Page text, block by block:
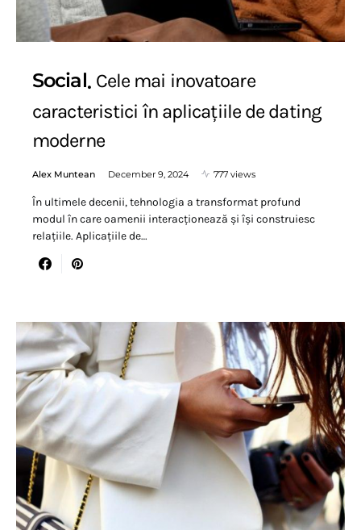
Social Cele mai inovatoare
caracteristici în aplicațiile de dating
moderne
Alex Muntean December 9, 2024 777 views
În ultimele decenii, tehnologia a transformat profund
modul în care oamenii interacționează și își construiesc
relațiile. Aplicațiile de…